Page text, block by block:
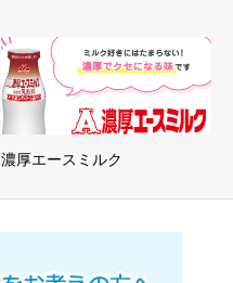
濃厚エースミルク